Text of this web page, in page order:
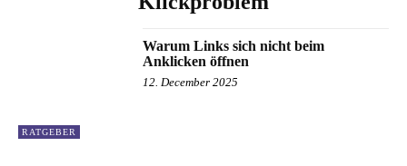
RATGEBER
Warum Links sich nicht beim
Anklicken öffnen
12. December 2025